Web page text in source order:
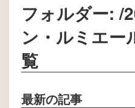
フォルダー:/
ン・ルミエー
覧
最新の記事